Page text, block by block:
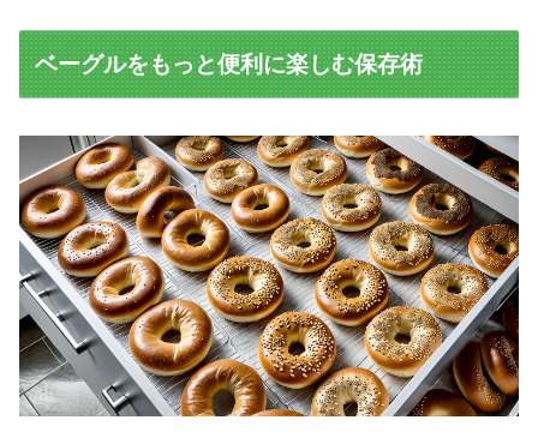
ベーグルをもっと便利に楽しむ保存術